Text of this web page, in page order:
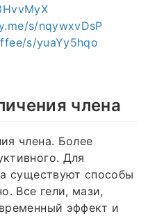
s/nqywxvDsP
s/yuaYy5hqo
члена
члена. Более
Для
существуют способы
Все гели, мази,
эффект и